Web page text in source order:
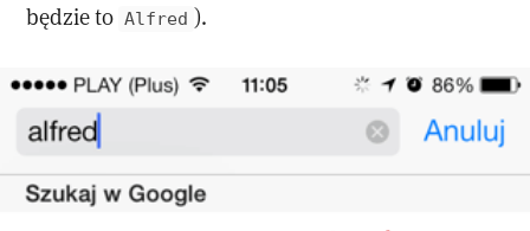
będzie to Alfred ).